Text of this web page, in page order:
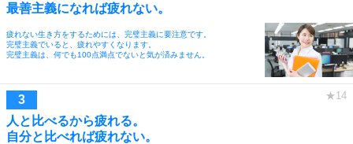
最善主義になれば疲れない。
疲れない生き方をするためには、完璧主義に要注意です。
完璧主義でいると、疲れやすくなります。
完璧主義は、何でも100点満点でないと気が済みません。
人と比べるから疲れる。
自分と比べれば疲れない。